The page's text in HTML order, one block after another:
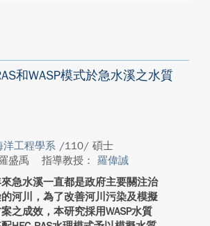
和WASP模式於急水溪之水質
洋工程學系 /110/ 碩士
盛禹
指導教授： 羅偉誠
急水溪一直都是政府主要關注治
河川，為了改善河川污染及模擬
之成效，本研究採用WASP水質